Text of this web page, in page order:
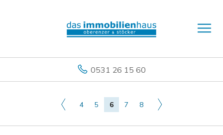
0531 26 15 60
4 5 6 7 8